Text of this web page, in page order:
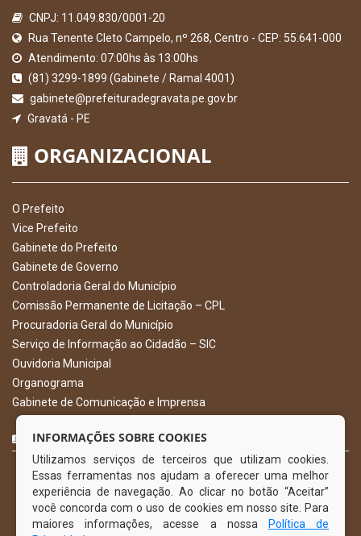
CNPJ: 11.049.830/0001-20
Rua Tenente Cleto Campelo, nº 268, Centro - CEP: 55.641-000
Atendimento: 07:00hs às 13:00hs
(81) 3299-1899 (Gabinete / Ramal 4001)
gabinete@prefeituradegravata.pe.gov.br
Gravatá - PE
ORGANIZACIONAL
O Prefeito
Vice Prefeito
Gabinete do Prefeito
Gabinete de Governo
Controladoria Geral do Município
Comissão Permanente de Licitação – CPL
Procuradoria Geral do Município
Serviço de Informação ao Cidadão – SIC
Ouvidoria Municipal
Organograma
Gabinete de Comunicação e Imprensa
CURTA NOSSA FAN PAGE
INFORMAÇÕES SOBRE COOKIES
Utilizamos serviços de terceiros que utilizam cookies.
Essas ferramentas nos ajudam a oferecer uma melhor
experiência de navegação. Ao clicar no botão “Aceitar”
você concorda com o uso de cookies em nosso site. Para
maiores informações, acesse a nossa
Política de